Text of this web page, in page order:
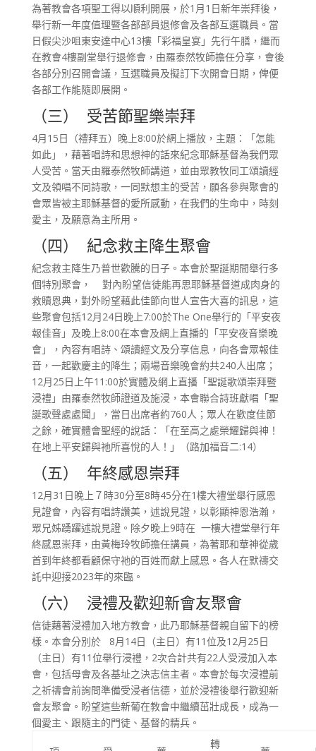
為著教會各項聖工得以順利開展，於1月1日新年崇拜後，
舉行新一年度值理暨各部部員退修會及各部互選職員。當
日假尖沙咀東安達中心13樓「彩福皇宴」先行午膳，繼而
在教會4樓副堂舉行退修會，由羅泰然牧師擔任分享，會後
各部分別召開會議，互選職員及擬訂下次開會日期，俾便
各部工作能隨即展開。
（三） 受苦節聖樂崇拜
4月15日（禮拜五）晚上8:00於網上播放，主題：「怎能
如此」，藉著唱詩和思想神的話來紀念耶穌基督為我們眾
人受苦。當天由羅泰然牧師講道，並由眾教牧同工頌讀經
文及領唱不同詩歌，一同默想主的受苦，願各參與聚會的
會眾皆被主耶穌基督的愛所感動，在我們的生命中，時刻
愛主，及願意為主所用。
（四） 紀念救主降生聚會
紀念救主降生乃普世歡騰的日子。本會於聖誕期間舉行多
個特別聚會， 對內盼望信徒能再思耶穌基督道成肉身的
救贖恩典，對外盼望藉此佳節向世人宣告大喜的訊息，這
些聚會包括12月24日晚上7:00於The One舉行的「平安夜
報佳音」及晚上8:00在本會及網上直播的「平安夜音樂晚
會」，內容有唱詩、頌讀經文及分享信息，向各會眾報佳
音，一起歡慶主的降生；兩場音樂晚會約共240人出席；
12月25日上午11:00於實體及網上直播「聖誕歌頌崇拜暨
浸禮」由羅泰然牧師證道及施浸，本會聯合詩班獻唱「聖
誕歌聲處處聞」，當日出席者約760人；眾人在歡度佳節
之餘，確實體會聖經的說話：「在至高之處榮耀歸與神！
在地上平安歸與祂所喜悅的人！」（路加福音二:14）
（五） 年終感恩崇拜
12月31日晚上７時30分至8時45分在1樓大禮堂舉行感恩
見證會，內容有唱詩讚美，述說見證，以彰顯神恩浩瀚，
眾兄姊踴躍述說見證。除夕晚上9時在 一樓大禮堂舉行年
終感恩崇拜，由黃梅玲牧師擔任講員，為著耶和華神從歲
首到年終都看顧保守祂的百姓而獻上感恩。各人在默禱交
託中迎接2023年的來臨。
（六） 浸禮及歡迎新會友聚會
信徒藉著浸禮加入地方教會，此乃耶穌基督親自留下的榜
樣。本會分別於 8月14日（主日）有11位及12月25日
（主日）有11位舉行浸禮，2次合計共有22人受浸加入本
會，包括母會及各基址之決志信主者。本會於每次浸禮前
之祈禱會前詢問準備受浸者信德，並於浸禮後舉行歡迎新
會友聚會。盼望這些新葡在教會中繼續茁壯成長，成為一
個愛主、跟隨主的門徒、基督的精兵。
轉